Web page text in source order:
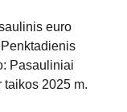
euro
Pasauliniai
taikos 2025 m.